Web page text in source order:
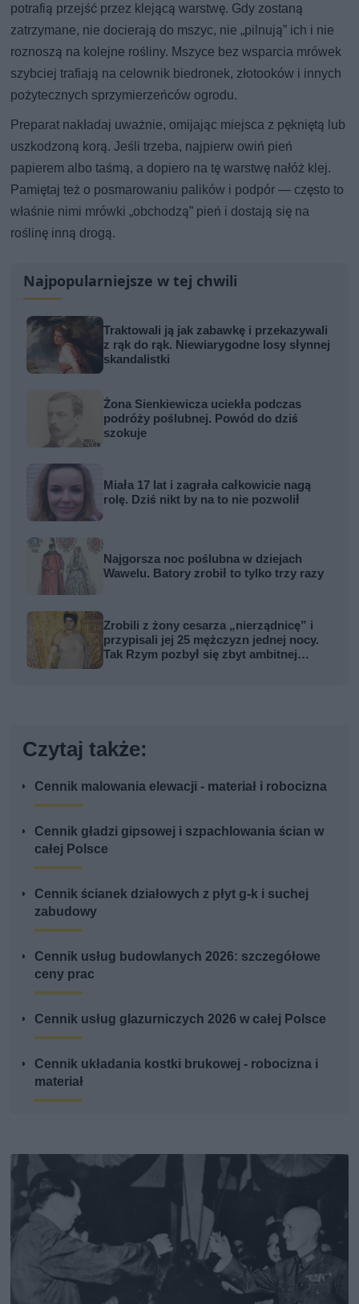
potrafią przejść przez klejącą warstwę. Gdy zostaną
zatrzymane, nie docierają do mszyc, nie „pilnują” ich i nie
roznoszą na kolejne rośliny. Mszyce bez wsparcia mrówek
szybciej trafiają na celownik biedronek, złotooków i innych
pożytecznych sprzymierzeńców ogrodu.
Preparat nakładaj uważnie, omijając miejsca z pękniętą lub
uszkodzoną korą. Jeśli trzeba, najpierw owiń pień
papierem albo taśmą, a dopiero na tę warstwę nałóż klej.
Pamiętaj też o posmarowaniu palików i podpór — często to
właśnie nimi mrówki „obchodzą” pień i dostają się na
roślinę inną drogą.
Najpopularniejsze w tej chwili
Traktowali ją jak zabawkę i przekazywali
z rąk do rąk. Niewiarygodne losy słynnej
skandalistki
Żona Sienkiewicza uciekła podczas
podróży poślubnej. Powód do dziś
szokuje
Miała 17 lat i zagrała całkowicie nagą
rolę. Dziś nikt by na to nie pozwolił
Najgorsza noc poślubna w dziejach
Wawelu. Batory zrobił to tylko trzy razy
Zrobili z żony cesarza „nierządnicę” i
przypisali jej 25 mężczyzn jednej nocy.
Tak Rzym pozbył się zbyt ambitnej
Czytaj także:
Cennik malowania elewacji - materiał i robocizna
Cennik gładzi gipsowej i szpachlowania ścian w
całej Polsce
Cennik ścianek działowych z płyt g-k i suchej
zabudowy
Cennik usług budowlanych 2026: szczegółowe
ceny prac
Cennik usług glazurniczych 2026 w całej Polsce
Cennik układania kostki brukowej - robocizna i
materiał